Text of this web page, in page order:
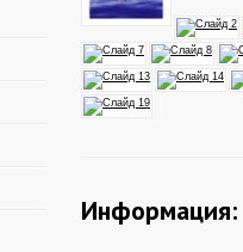
Информация: